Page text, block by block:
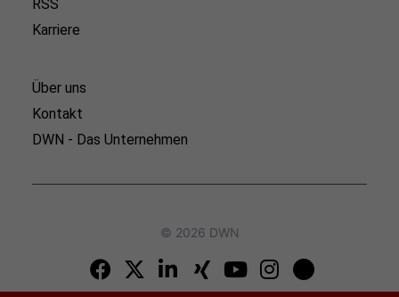
RSS
Karriere
Über uns
Kontakt
DWN - Das Unternehmen
© 2026 DWN